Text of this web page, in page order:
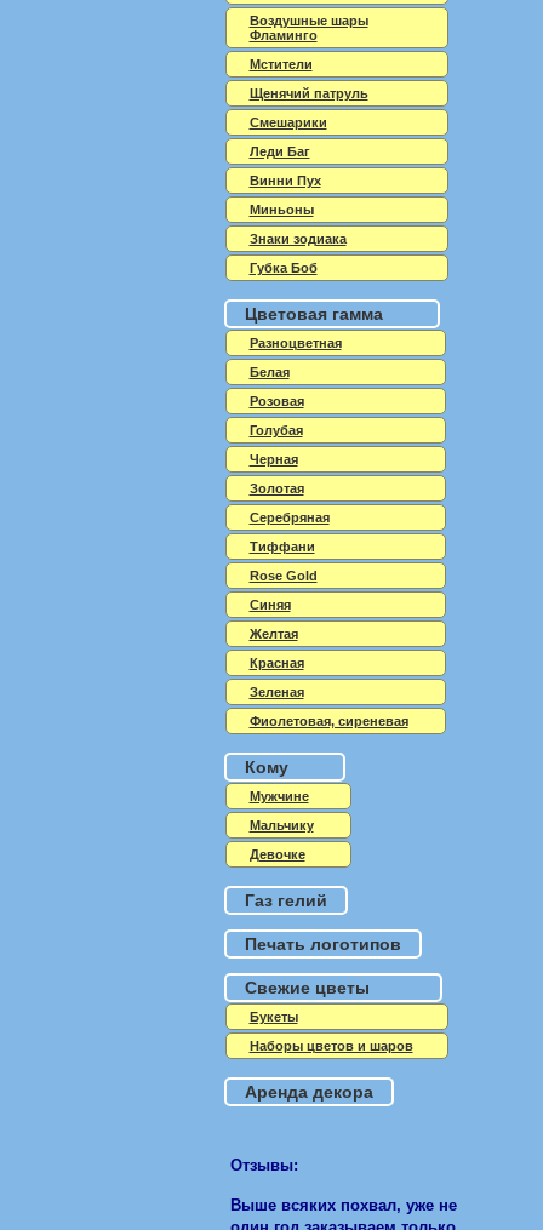
Воздушные шары
Фламинго
Мстители
Щенячий патруль
Смешарики
Леди Баг
Винни Пух
Миньоны
Знаки зодиака
Губка Боб
Цветовая гамма
Разноцветная
Белая
Розовая
Голубая
Черная
Золотая
Серебряная
Тиффани
Rose Gold
Синяя
Желтая
Красная
Зеленая
Фиолетовая, сиреневая
Кому
Мужчине
Мальчику
Девочке
Газ гелий
Печать логотипов
Свежие цветы
Букеты
Наборы цветов и шаров
Аренда декора
Отзывы:
Выше всяких похвал, уже не